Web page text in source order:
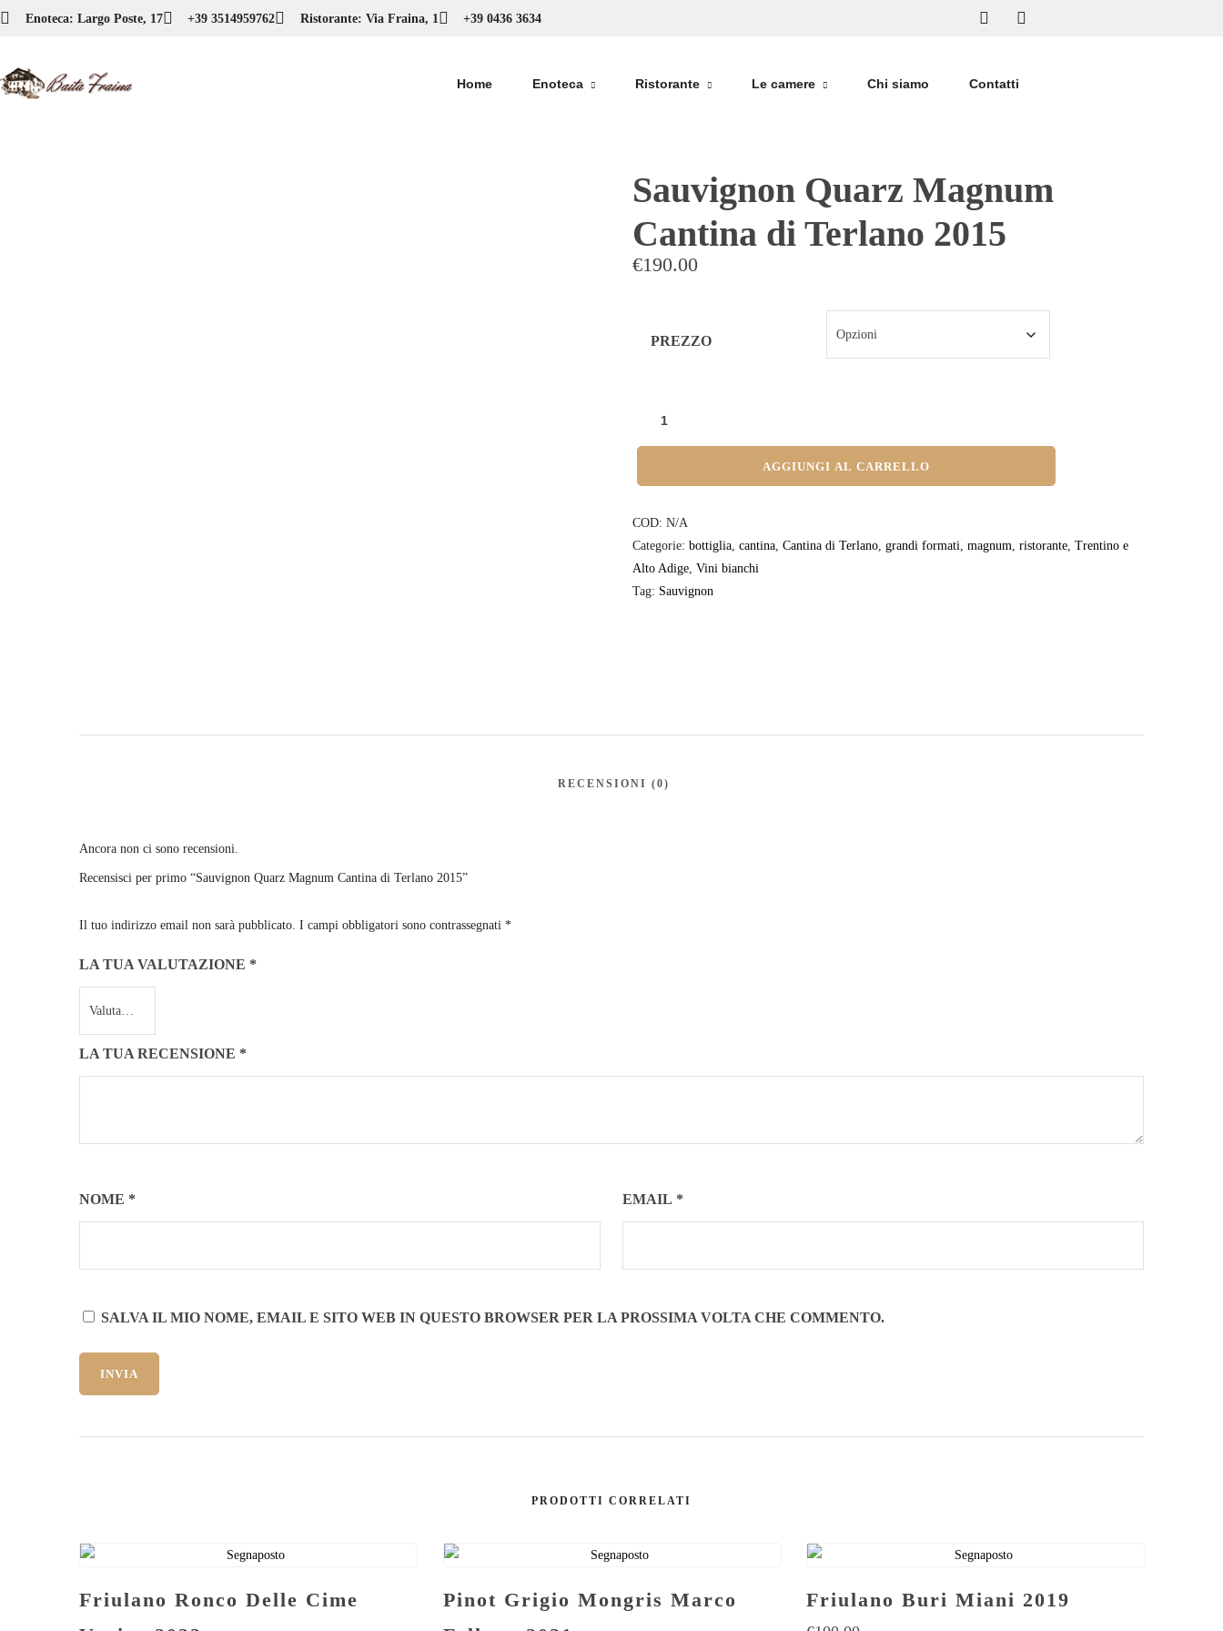
Enoteca: Largo Poste, 17 +39 3514959762 Ristorante: Via Fraina, 1 +39 0436 3634
Home Enoteca Ristorante Le camere Chi siamo Contatti
Sauvignon Quarz Magnum
Cantina di Terlano 2015
€190.00
PREZZO
AGGIUNGI AL CARRELLO
COD:N/A
Categorie:bottiglia,cantina,Cantina di Terlano,grandi formati,magnum,ristorante,Trentino e
Alto Adige,Vini bianchi
Tag: Sauvignon
Ancora non ci sono recensioni.
Recensisci per primo “Sauvignon Quarz Magnum Cantina di Terlano 2015”
Il tuo indirizzo email non sarà pubblicato. I campi obbligatori sono contrassegnati *
LA TUA VALUTAZIONE *
LA TUA RECENSIONE *
NOME * EMAIL *
SALVA IL MIO NOME, EMAIL E SITO WEB IN QUESTO BROWSER PER LA PROSSIMA VOLTA CHE COMMENTO.
PRODOTTI CORRELATI
Friulano Ronco Delle Cime
Pinot Grigio Mongris Marco
Friulano Buri Miani 2019